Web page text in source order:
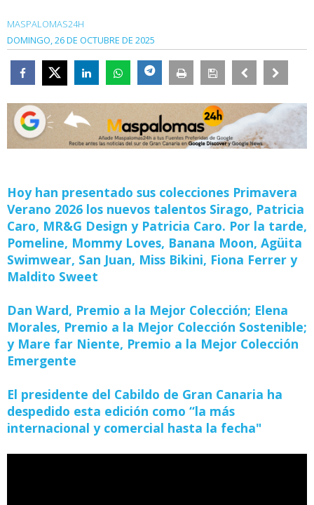
MASPALOMAS24H
DOMINGO, 26 DE OCTUBRE DE 2025
Hoy han presentado sus colecciones Primavera
Verano 2026 los nuevos talentos Sirago, Patricia
Caro, MR&G Design y Patricia Caro. Por la tarde,
Pomeline, Mommy Loves, Banana Moon, Agüita
Swimwear, San Juan, Miss Bikini, Fiona Ferrer y
Maldito Sweet
Dan Ward, Premio a la Mejor Colección; Elena
Morales, Premio a la Mejor Colección Sostenible;
y Mare far Niente, Premio a la Mejor Colección
Emergente
El presidente del Cabildo de Gran Canaria ha
despedido esta edición como “la más
internacional y comercial hasta la fecha"